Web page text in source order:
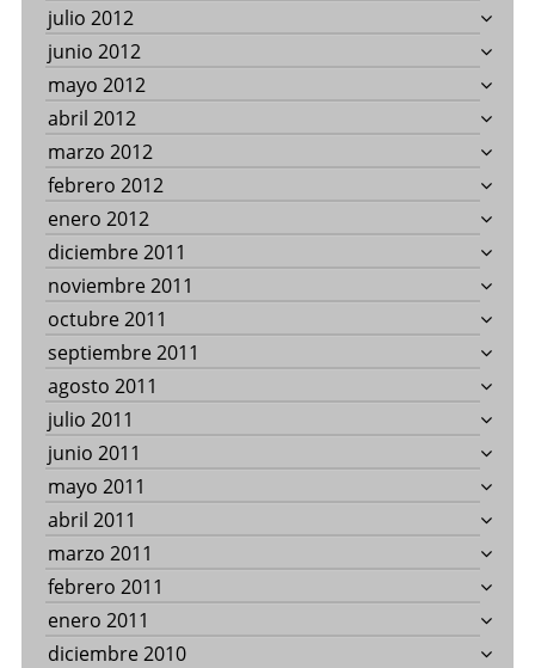
julio 2012
junio 2012
mayo 2012
abril 2012
marzo 2012
febrero 2012
enero 2012
diciembre 2011
noviembre 2011
octubre 2011
septiembre 2011
agosto 2011
julio 2011
junio 2011
mayo 2011
abril 2011
marzo 2011
febrero 2011
enero 2011
diciembre 2010